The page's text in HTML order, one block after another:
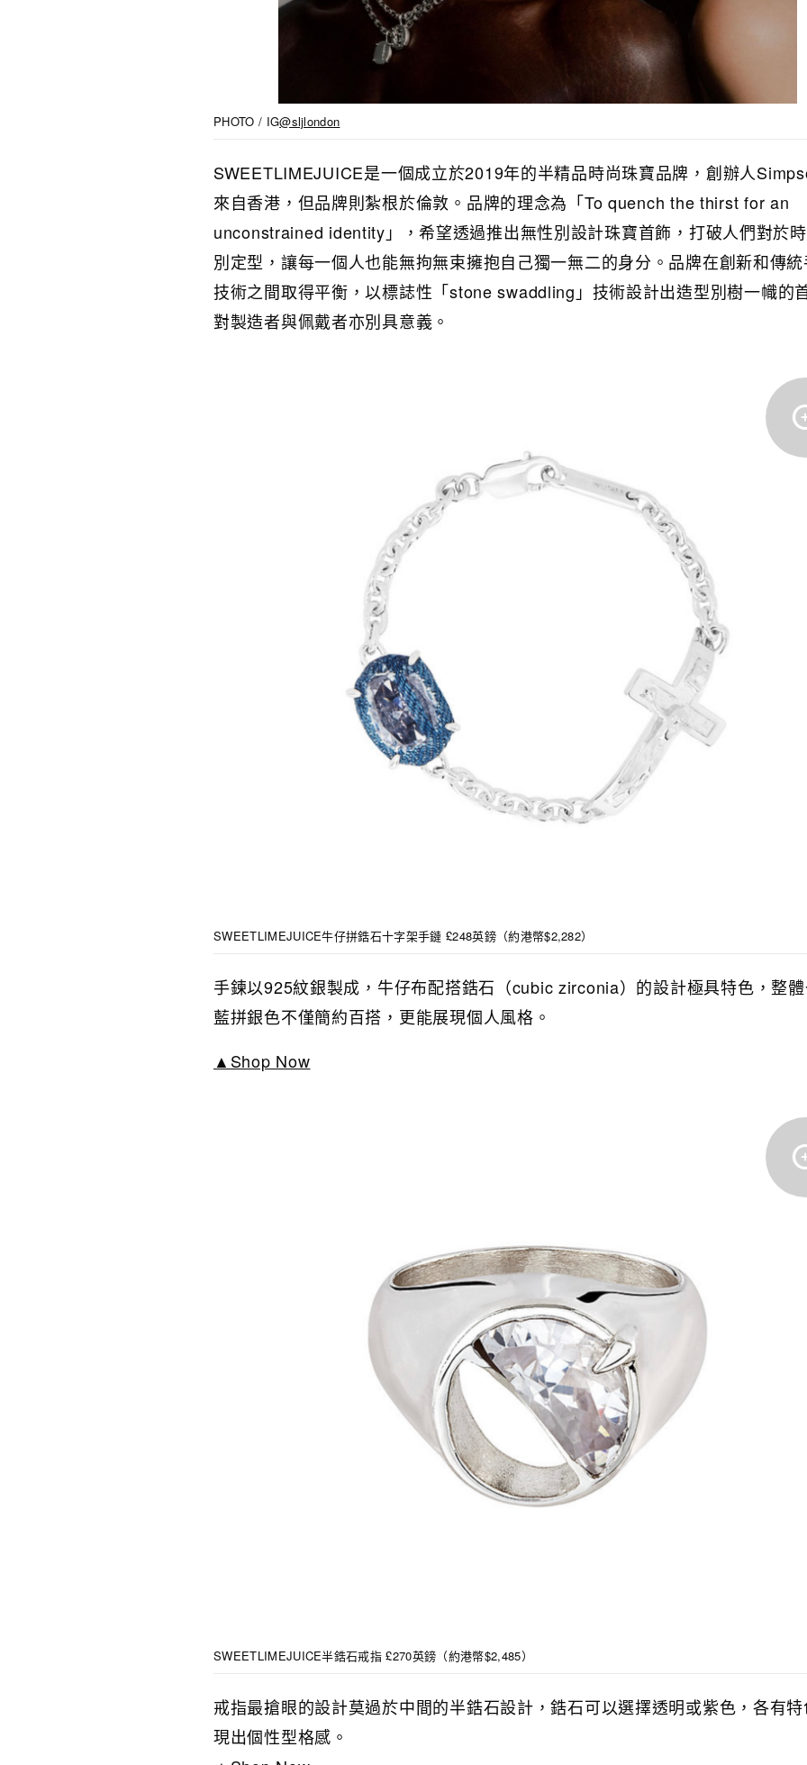
PHOTO / IG@sljlondon
SWEETLIMEJUICE是一個成立於2019年的半精品時尚珠寶品牌，創辦人
來自香港，但品牌則紮根於倫敦。 品牌的理念為「To quench the thirst for an
unconstrained identity」，希望透過推出無性別設計珠寶首飾，打破人們對於
別定型，讓每一個人也能無拘無束擁抱自己獨一無二的身分。品牌在創新和傳
技術之間取得平衡，以標誌性「stone swaddling」技術設計出造型別樹一幟的
對製造者與佩戴者亦別具意義。
SWEETLIMEJUICE牛仔拼鋯石十字架手鏈 £248英鎊（約港幣$2,282）
手鍊以925紋銀製成，牛仔布配搭鋯石（cubic zirconia）的設計極具特色，整
藍拼銀色不僅簡約百搭，更能展現個人風格。
▲Shop Now
SWEETLIMEJUICE半鋯石戒指 £270英鎊（約港幣$2,485）
戒指最搶眼的設計莫過於中間的半鋯石設計，鋯石可以選擇透明或紫色，各有
現出個性型格感。